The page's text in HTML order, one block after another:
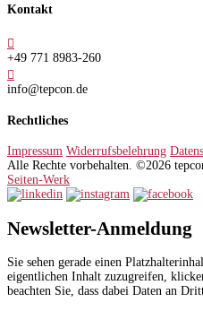
Kontakt

+49 771 8983-260

info@tepcon.de
Rechtliches
Impressum Widerrufsbelehrung
Alle Rechte vorbehalten. ©2026
Seiten-Werk
Newsletter-Anmeldung
Sie sehen gerade einen
eigentlichen Inhalt zuzugreifen,
beachten Sie, dass dabei Daten an